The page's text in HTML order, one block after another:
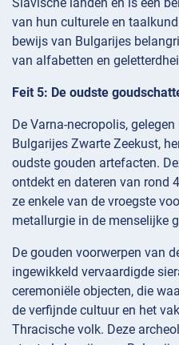
Slavische landen en is een
van hun culturele en
bewijs van Bulgarijes
van alfabetten en
Feit 5: De oudste
De Varna-necropolis,
Bulgarijes Zwarte Zeekust,
oudste gouden artefacten.
ontdekt en dateren van rond
ze enkele van de vroegste
metallurgie in de menselijke
De gouden voorwerpen van
ingewikkeld vervaardigde
ceremoniële objecten, die
de verfijnde cultuur en het
Thracische volk. Deze